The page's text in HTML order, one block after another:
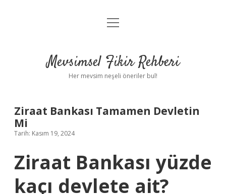
Anasayfa
Yasal Uyarı
menüyü
Mevsimsel Fikir Rehberi
Her mevsim neşeli öneriler bul!
Ziraat Bankası Tamamen Devletin
Mi
Tarih: Kasım 19, 2024
Ziraat Bankası yüzde
kaçı devlete ait?